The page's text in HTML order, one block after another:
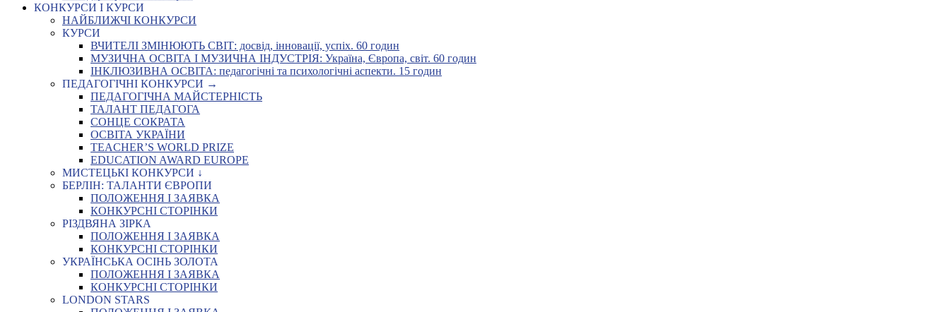
КОНКУРСИ І КУРСИ
НАЙБЛИЖЧІ КОНКУРСИ
КУРСИ
ВЧИТЕЛІ ЗМІНЮЮТЬ СВІТ: досвід, інновації, успіх. 60 годин
МУЗИЧНА ОСВІТА І МУЗИЧНА ІНДУСТРІЯ: Україна, Європа, світ. 60 годин
ІНКЛЮЗИВНА ОСВІТА: педагогічні та психологічні аспекти. 15 годин
ПЕДАГОГІЧНІ КОНКУРСИ →
ПЕДАГОГІЧНА МАЙСТЕРНІСТЬ
ТАЛАНТ ПЕДАГОГА
СОНЦЕ СОКРАТА
ОСВІТА УКРАЇНИ
TEACHER’S WORLD PRIZE
EDUCATION AWARD EUROPE
МИСТЕЦЬКІ КОНКУРСИ ↓
БЕРЛІН: ТАЛАНТИ ЄВРОПИ
ПОЛОЖЕННЯ І ЗАЯВКА
КОНКУРСНІ СТОРІНКИ
РІЗДВЯНА ЗІРКА
ПОЛОЖЕННЯ І ЗАЯВКА
КОНКУРСНІ СТОРІНКИ
УКРАЇНСЬКА ОСІНЬ ЗОЛОТА
ПОЛОЖЕННЯ І ЗАЯВКА
КОНКУРСНІ СТОРІНКИ
LONDON STARS